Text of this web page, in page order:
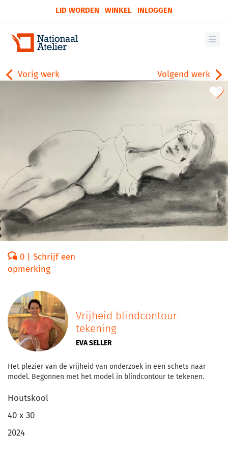
LID WORDEN WINKEL INLOGGEN
Volgend werk
Vorig werk
0 | Schrijf een
opmerking
Vrijheid blindcontour
tekening
EVA SELLER
Het plezier van de vrijheid van onderzoek in een schets naar
model. Begonnen met het model in blindcontour te tekenen.
Houtskool
40 x 30
2024